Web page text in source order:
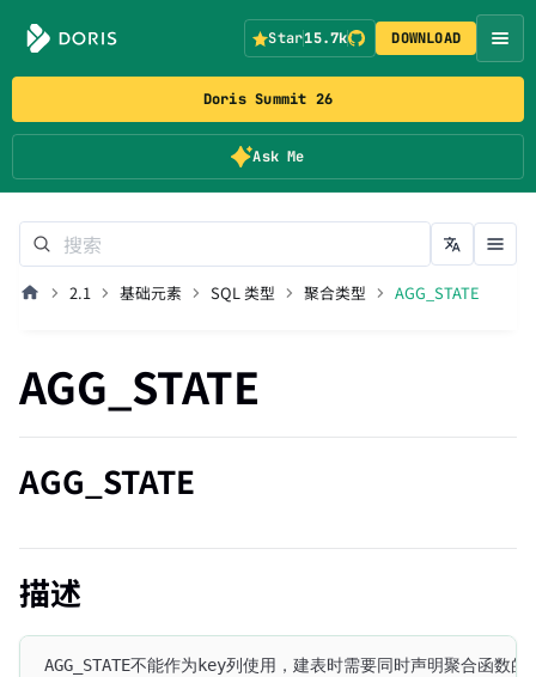
Doris Summit 26
Ask Me
Star15.7k DOWNLOAD
2.1 基础元素 SQL 类型 聚合类型 AGG_STATE
AGG_STATE
AGG_STATE
描述
AGG_STATE不能作为key列使用，建表时需要同时声明聚合函数的